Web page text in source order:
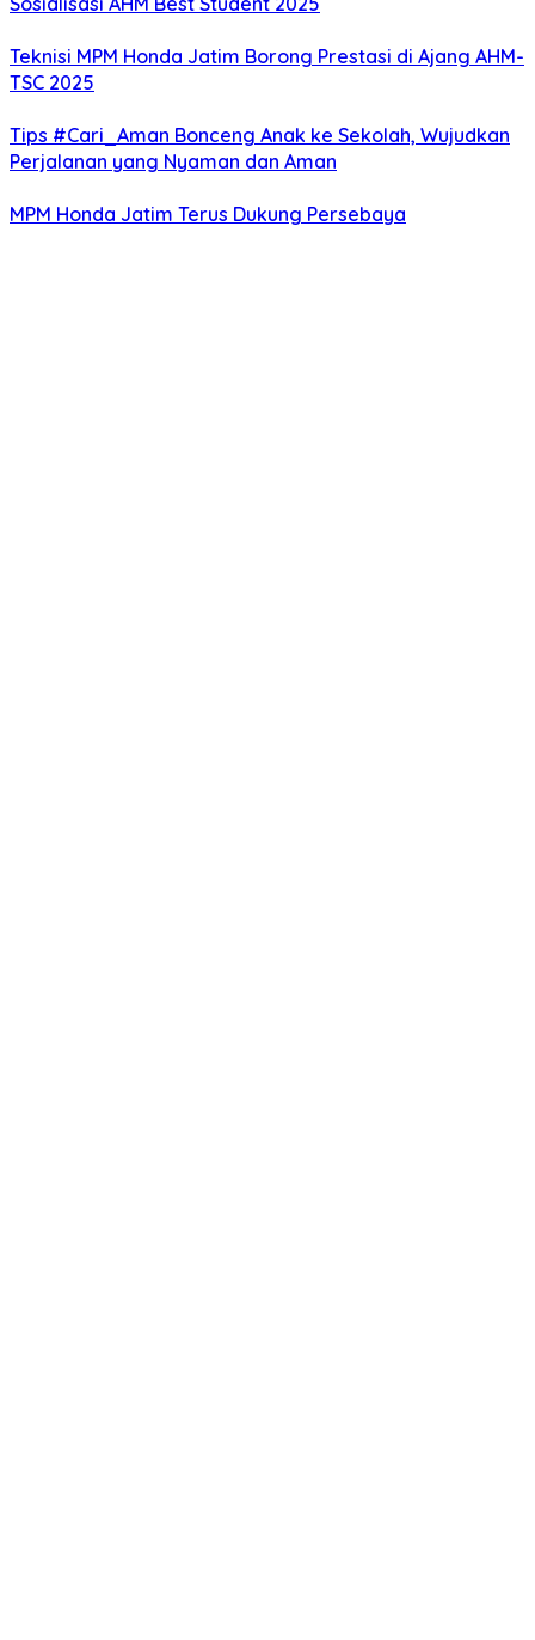
Teknisi MPM Honda Jatim Borong Prestasi di Ajang AHM-
TSC 2025
Tips #Cari_Aman Bonceng Anak ke Sekolah, Wujudkan
Perjalanan yang Nyaman dan Aman
MPM Honda Jatim Terus Dukung Persebaya